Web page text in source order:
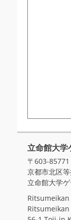
立命館大学
〒603-85771
京都市北区
立命館大学